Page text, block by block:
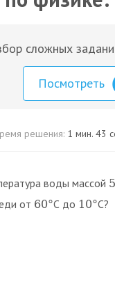
сложных
Посмотреть
решения: 1 мин. 43
воды массой
от 60°С до 10°С?